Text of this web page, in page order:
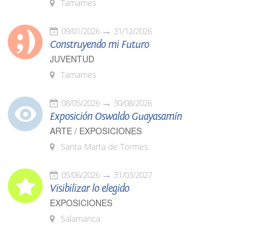
Tamames
09/01/2026 31/12/2026
Construyendo mi Futuro
JUVENTUD
Tamames
08/05/2026 30/08/2026
Exposición Oswaldo Guayasamín
ARTE / EXPOSICIONES
Santa Marta de Tormes
05/06/2026 31/03/2027
Visibilizar lo elegido
EXPOSICIONES
Salamanca